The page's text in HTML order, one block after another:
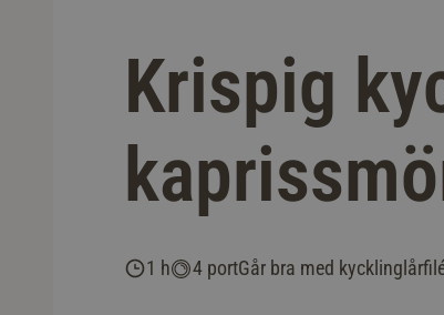
Krispig
1 h 4 portGår bra med